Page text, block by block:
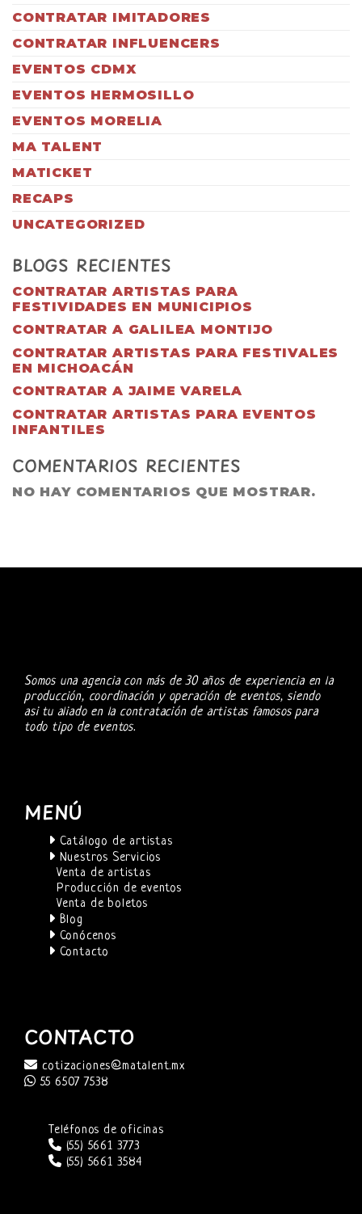
CONTRATAR IMITADORES
CONTRATAR INFLUENCERS
EVENTOS CDMX
EVENTOS HERMOSILLO
EVENTOS MORELIA
MA TALENT
MATICKET
RECAPS
UNCATEGORIZED
BLOGS RECIENTES
CONTRATAR ARTISTAS PARA
FESTIVIDADES EN MUNICIPIOS
CONTRATAR A GALILEA MONTIJO
CONTRATAR ARTISTAS PARA FESTIVALES
EN MICHOACÁN
CONTRATAR A JAIME VARELA
CONTRATAR ARTISTAS PARA EVENTOS
INFANTILES
COMENTARIOS RECIENTES
NO HAY COMENTARIOS QUE MOSTRAR.
Somos una agencia con más de 30 años de experiencia en la
producción, coordinación y operación de eventos, siendo
asi tu aliado en la contratación de artistas famosos para
todo tipo de eventos.
MENÚ
Catálogo de artistas
Nuestros Servicios
Venta de artistas
Producción de eventos
Venta de boletos
Blog
Conócenos
Contacto
CONTACTO
cotizaciones@matalent.mx
55 6507 7538
Teléfonos de oficinas
(55) 5661 3773
(55) 5661 3584